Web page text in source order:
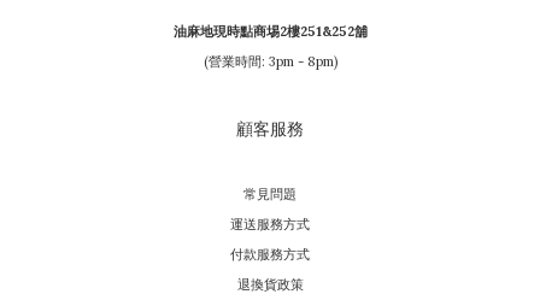
油麻地現時點商埸2樓251&252舖
(營業時間: 3pm - 8pm)
顧客服務
常見問題
運送服務方式
付款服務方式
退換貨政策